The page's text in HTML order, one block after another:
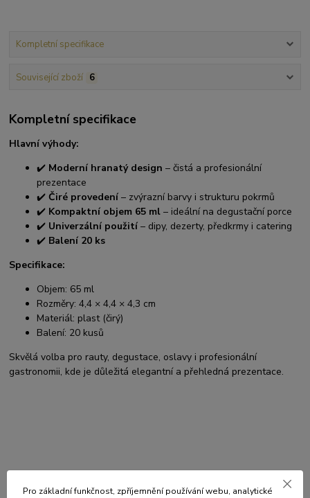
Kompletní specifikace
Související zboží 6
Kompletní specifikace
Hlavní výhody:
✔️ Moderní hranatý design – čistá a profesionální
prezentace
✔️Čiré provedení – zvýrazní barvy i strukturu pokrmů
✔️ Kompaktní objem 65 ml – ideální na degustační porce
✔️ Univerzální použití – dipy, dezerty, předkrmy i catering
✔️ Balení 20 ks
Specifikace:
Objem: 65 ml
Rozměry: 4,4 × 4,4 × 4,3 cm
Materiál: plast (čirý)
Balení: 20 kusů
Skvělá volba pro rauty, degustace, oslavy i profesionální
gastronomii, kde je důležitá elegantní a přehledná prezentace.
Původ zboží
Pro základní funkčnost, zpříjemnění používání webu, analytické